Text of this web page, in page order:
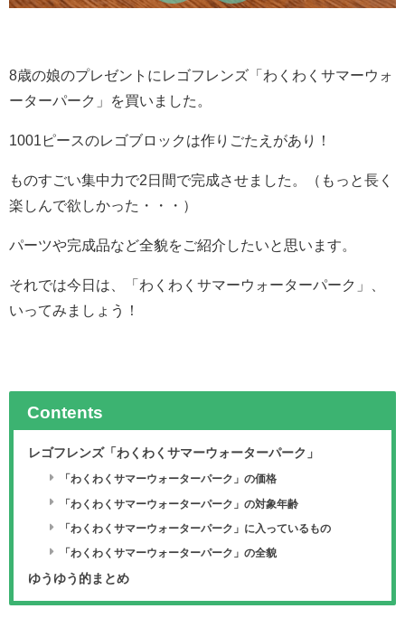
8歳の娘のプレゼントにレゴフレンズ「わくわくサマーウォ
ーターパーク」を買いました。
1001ピースのレゴブロックは作りごたえがあり！
ものすごい集中力で2日間で完成させました。（もっと長く
楽しんで欲しかった・・・）
パーツや完成品など全貌をご紹介したいと思います。
それでは今日は、「わくわくサマーウォーターパーク」、
いってみましょう！
Contents
レゴフレンズ「わくわくサマーウォーターパーク」
「わくわくサマーウォーターパーク」の価格
「わくわくサマーウォーターパーク」の対象年齢
「わくわくサマーウォーターパーク」に入っているもの
「わくわくサマーウォーターパーク」の全貌
ゆうゆう的まとめ